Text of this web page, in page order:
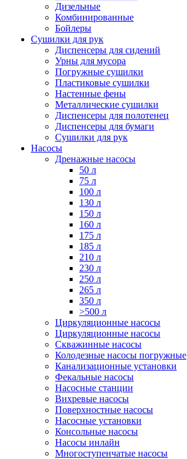
Дизельные
Комбинированные
Бойлеры
Сушилки для рук
Диспенсеры для сидений
Урны для мусора
Погружные сушилки
Пластиковые сушилки
Настенные фены
Металлические сушилки
Диспенсеры для полотенец
Диспенсеры для бумаги
Сушилки для рук
Насосы
Дренажные насосы
50 л
75 л
100 л
130 л
150 л
160 л
175 л
185 л
210 л
230 л
250 л
265 л
350 л
>500 л
Циркуляционные насосы
Циркуляционные насосы
Скважинные насосы
Колодезные насосы погружные
Канализационные установки
Фекальные насосы
Насосные станции
Вихревые насосы
Поверхностные насосы
Насосные установки
Консольные насосы
Насосы инлайн
Многоступенчатые насосы